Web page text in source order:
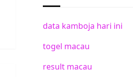
data kamboja hari ini
togel macau
result macau